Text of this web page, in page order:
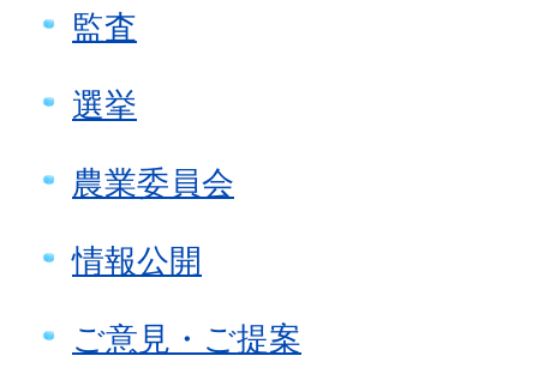
監査
選挙
農業委員会
情報公開
ご意見・ご提案